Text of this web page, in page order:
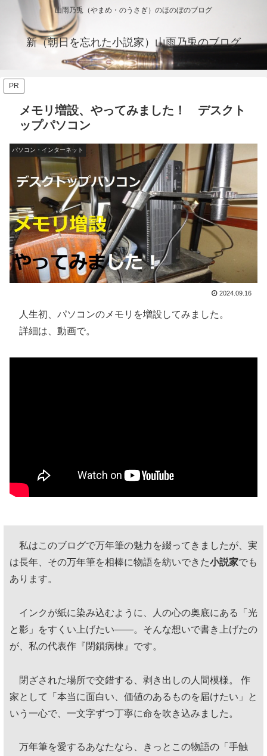
山雨乃兎（やまめ・のうさぎ）のほのぼのブログ
新（朝日を忘れた小説家）山雨乃兎のブログ
PR
メモリ増設、やってみました！ デスクト
ップパソコン
パソコン・インターネット
2024.09.16
人生初、パソコンのメモリを増設してみました。
詳細は、動画で。
私はこのブログで万年筆の魅力を綴ってきましたが、実
は長年、その万年筆を相棒に物語を紡いできた小説家でも
あります。
インクが紙に染み込むように、人の心の奥底にある「光
と影」をすくい上げたい——。そんな想いで書き上げたの
が、私の代表作『閉鎖病棟』です。
閉ざされた場所で交錯する、剥き出しの人間模様。 作
家として「本当に面白い、価値のあるものを届けたい」と
いう一心で、一文字ずつ丁寧に命を吹き込みました。
万年筆を愛するあなたなら、きっとこの物語の「手触